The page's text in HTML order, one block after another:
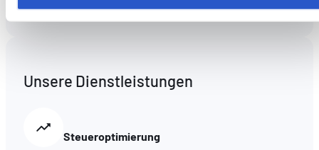
cookies utilisés ici, il se peut que certaines fonctionnalités ou
parties de ce site Web ne soient plus normalement
vos fonctionnalités et en se souvenant de vos choix.
Mesurer l'audience en suivant le nombre de visiteurs et
Proposer des offres et services personnalisés et en
les performances. Partager des informations avec les
Unsere Dienstleistungen
Steueroptimierung